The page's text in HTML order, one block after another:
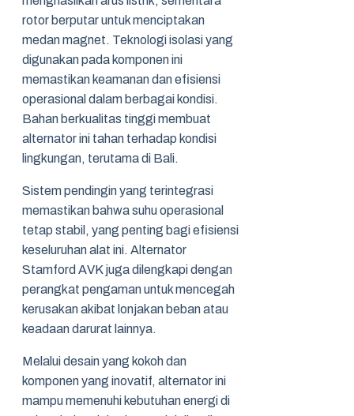
rotor berputar untuk menciptakan
medan magnet. Teknologi isolasi yang
digunakan pada komponen ini
memastikan keamanan dan efisiensi
operasional dalam berbagai kondisi.
Bahan berkualitas tinggi membuat
alternator ini tahan terhadap kondisi
lingkungan, terutama di Bali.
Sistem pendingin yang terintegrasi
memastikan bahwa suhu operasional
tetap stabil, yang penting bagi efisiensi
keseluruhan alat ini. Alternator
Stamford AVK juga dilengkapi dengan
perangkat pengaman untuk mencegah
kerusakan akibat lonjakan beban atau
keadaan darurat lainnya.
Melalui desain yang kokoh dan
komponen yang inovatif, alternator ini
mampu memenuhi kebutuhan energi di